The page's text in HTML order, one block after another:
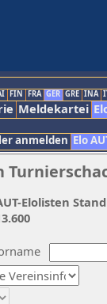
FIN FRA GER GRE INA
Meldekartei
anmelden Elo
Elolisten